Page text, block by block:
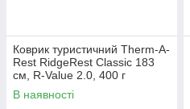
Коврик туристичний Therm-A-
Rest RidgeRest Classic 183
см, R-Value 2.0, 400 г
В наявності